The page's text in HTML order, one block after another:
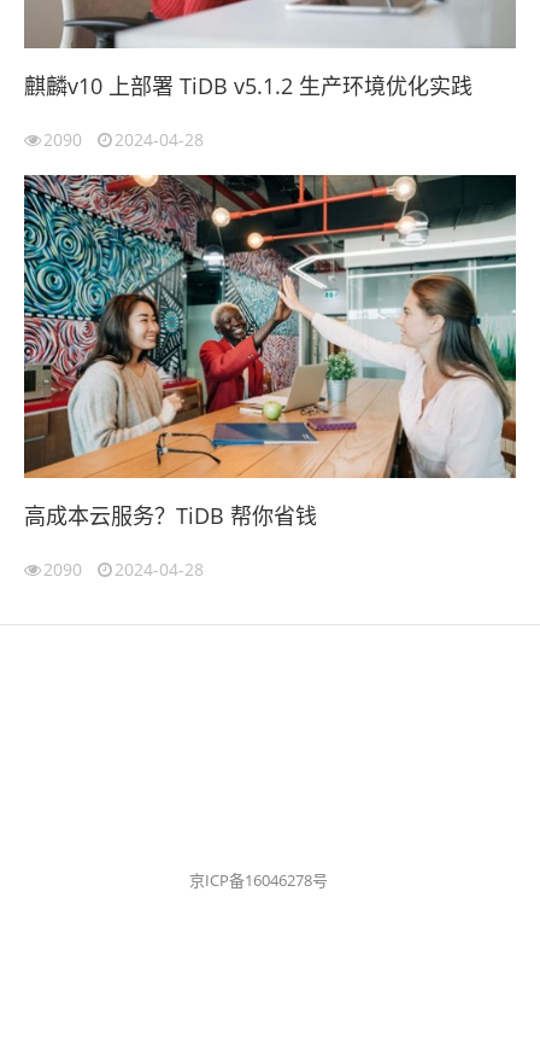
麒麟v10 上部署 TiDB v5.1.2 生产环境优化实践
2090 2024-04-28
高成本云服务？TiDB 帮你省钱
2090 2024-04-28
京ICP备16046278号